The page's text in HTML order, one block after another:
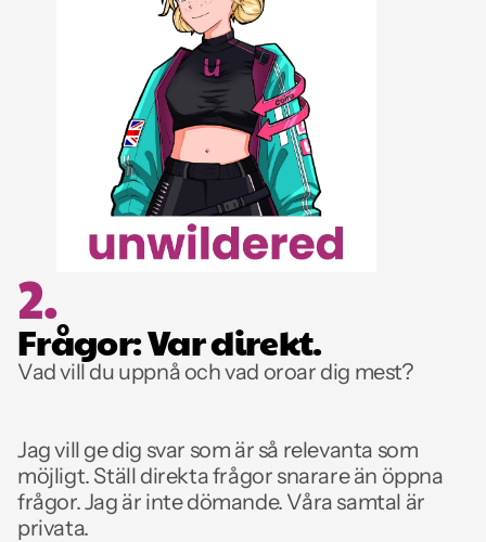
2.
Frågor: Var direkt.
Vad vill du uppnå och vad oroar dig mest?
Jag vill ge dig svar som är så relevanta som
möjligt. Ställ direkta frågor snarare än öppna
frågor. Jag är inte dömande. Våra samtal är
privata.